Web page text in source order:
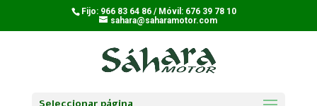
Fijo: 966 83 64 86 / Móvil: 676 39 78 10
sahara@saharamotor.com